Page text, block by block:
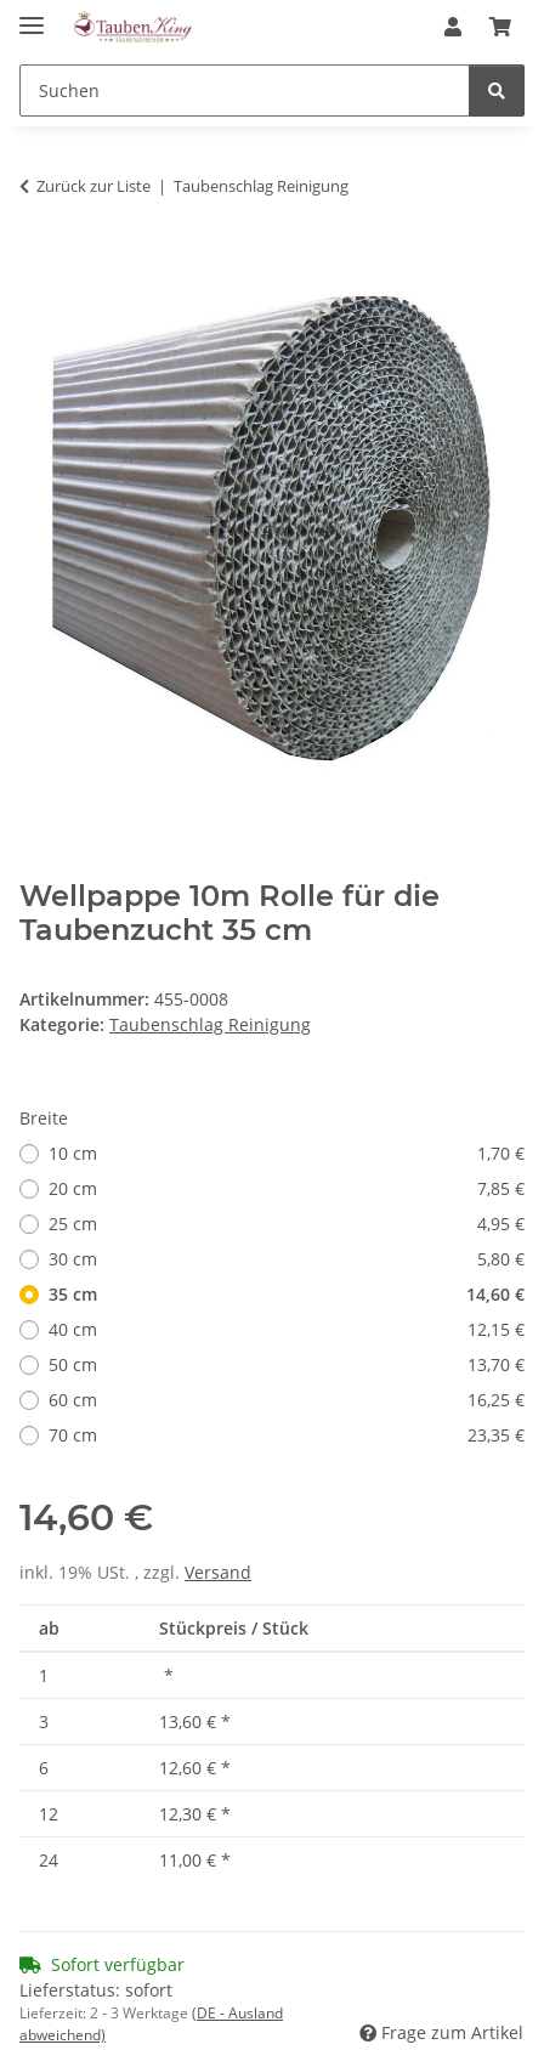
Zurück zur Liste Taubenschlag Reinigung
Wellpappe 10m Rolle für die
Taubenzucht 35 cm
Artikelnummer: 455-0008
Kategorie: Taubenschlag Reinigung
Breite
10 cm
1,70 €
20 cm
7,85 €
25 cm
4,95 €
30 cm
5,80 €
35 cm
14,60 €
40 cm
12,15 €
50 cm
13,70 €
60 cm
16,25 €
70 cm
23,35 €
14,60 €
inkl. 19% USt. , zzgl. Versand
ab Stückpreis / Stück
1
*
3
13,60 € *
6
12,60 € *
12
12,30 € *
24
11,00 € *
Sofort verfügbar
Lieferstatus: sofort
Lieferzeit:2 - 3 Werktage (DE - Ausland
abweichend)
Frage zum Artikel